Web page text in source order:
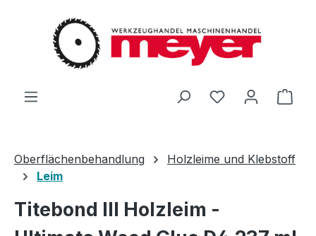
Zum Hauptinhalt springen
Du hast 0
Oberflächenbehandlung
Holzleime und Klebstoff
Leim
Titebond III Holzleim -